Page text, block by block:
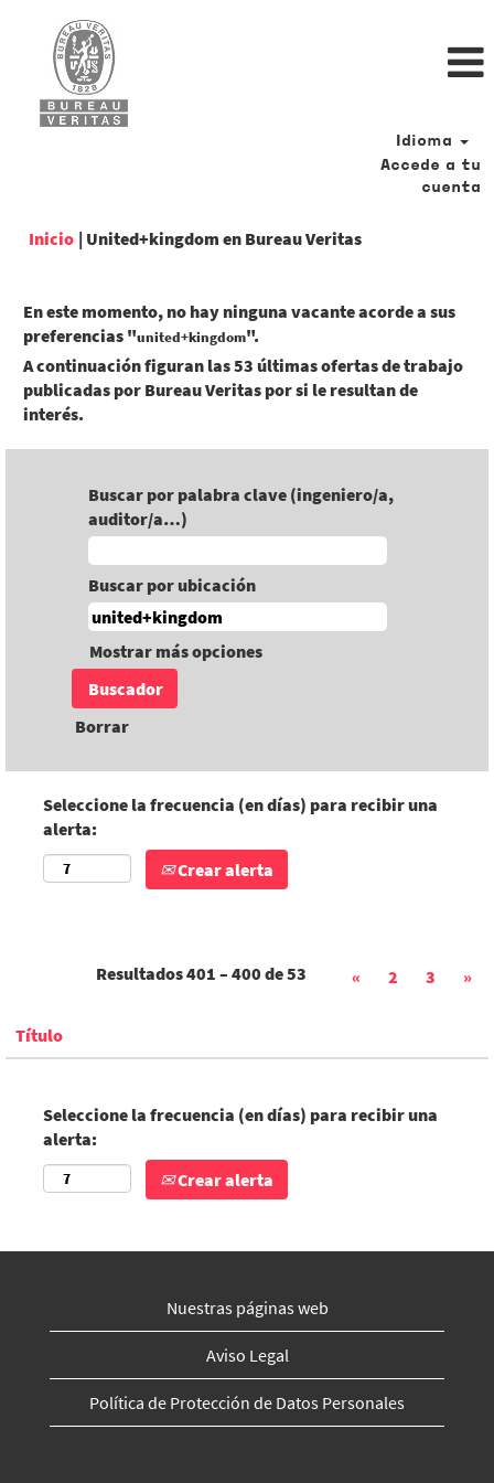
Idioma
Accede a tu
cuenta
Inicio | United+kingdom en Bureau Veritas(página
En este momento, no hay ninguna vacante acorde a sus
preferencias "united+kingdom".
A continuación figuran las 53 últimas ofertas de trabajo
publicadas por Bureau Veritas por si le resultan de
interés.
Buscar por palabra clave (ingeniero/a,
auditor/a…)
Buscar por ubicación
Mostrar más opciones
Borrar
Seleccione la frecuencia (en días) para recibir una
alerta:
Crear alerta
Resultados401 – 400 de53 « 2 3 »
Título
Seleccione la frecuencia (en días) para recibir una
alerta:
Crear alerta
Nuestras páginas web
Aviso Legal
Política de Protección de Datos Personales